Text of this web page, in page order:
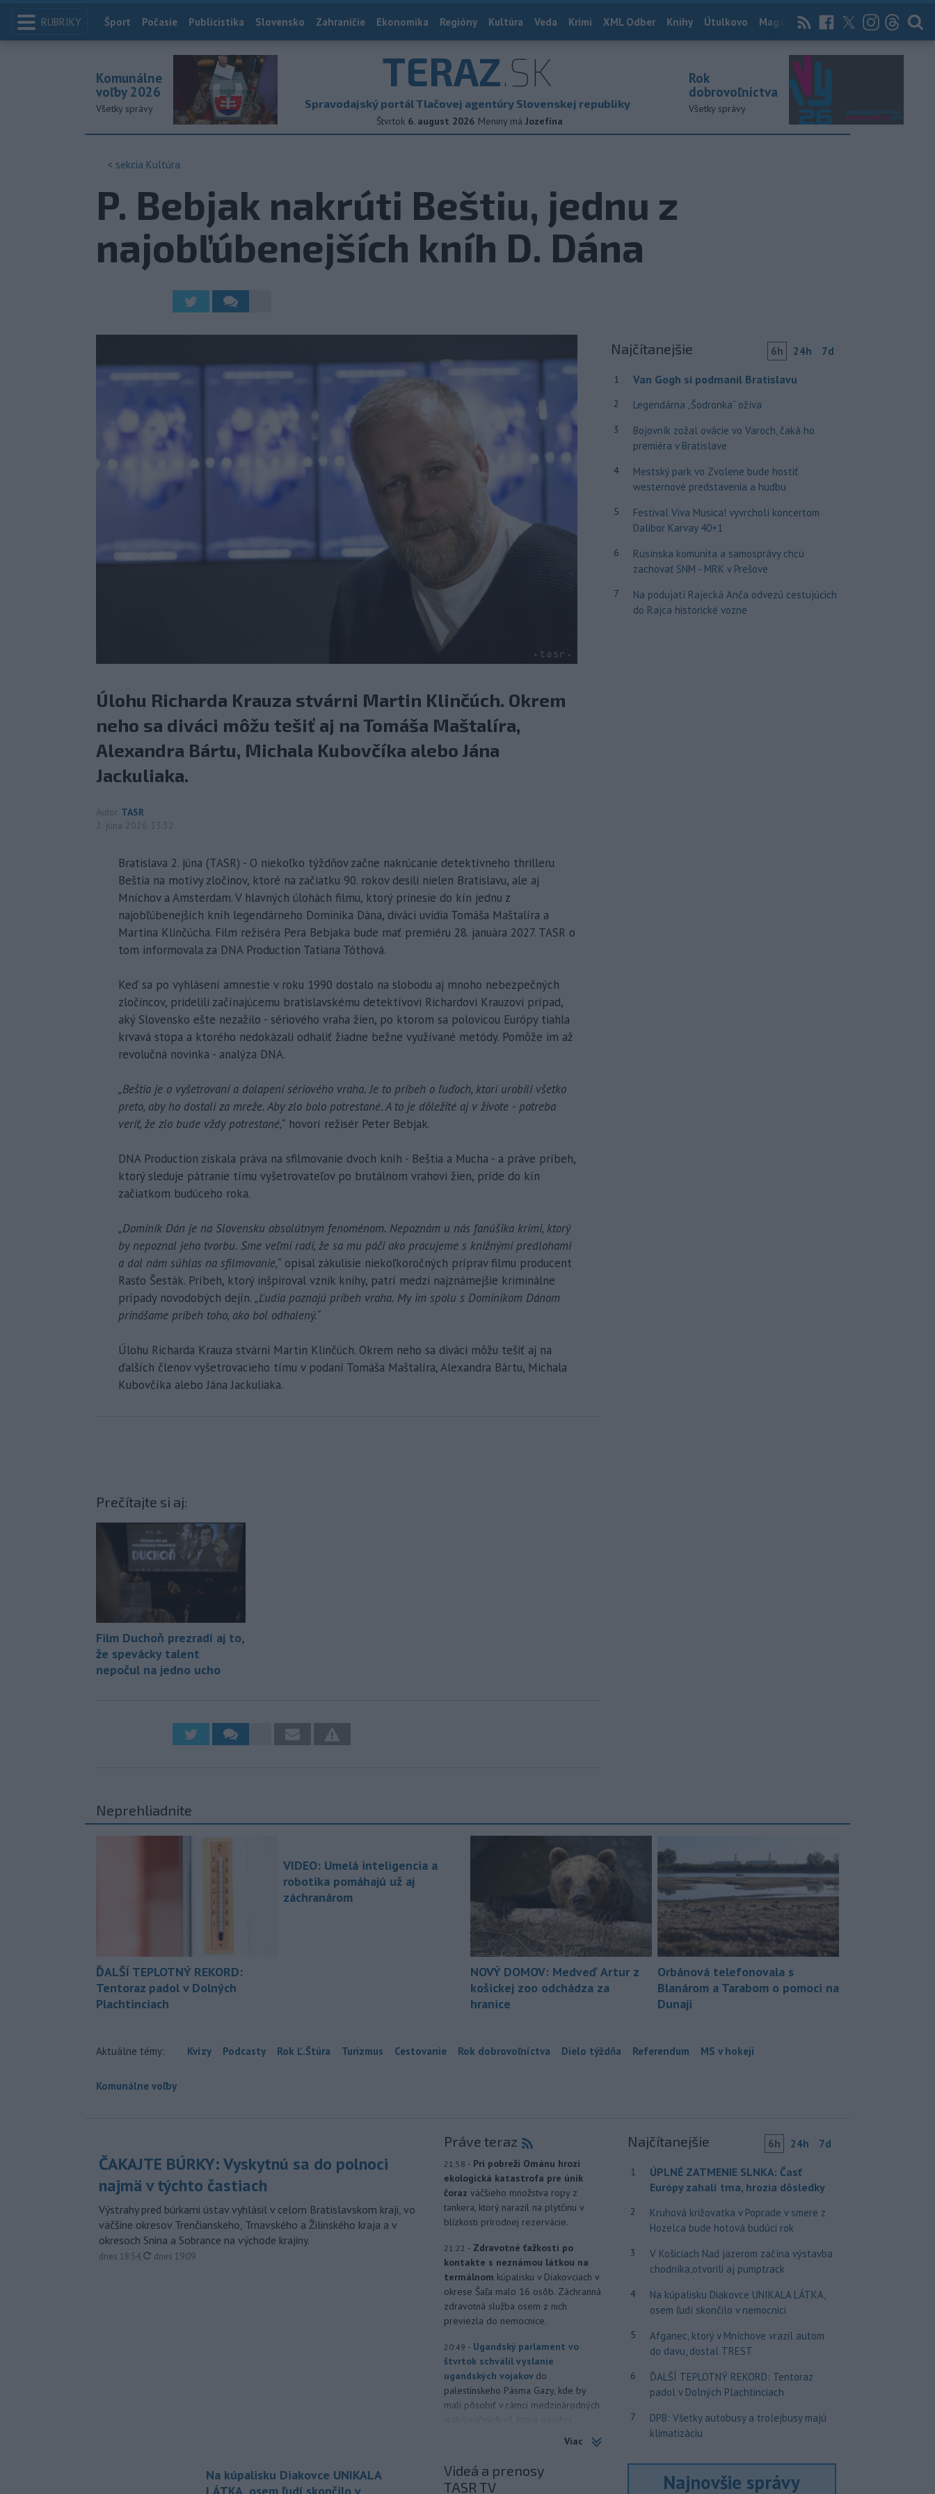
RUBRIKY Index
Šport Počasie Publicistika Slovensko Zahraničie Ekonomika Regióny Kultúra Veda Krimi XML Odber Knihy Útulkovo Magazín News Now Archív
TERAZ.SK
Spravodajský portál Tlačovej agentúry Slovenskej republiky
Štvrtok 6. august 2026 Meniny má Jozefína
Komunálne
voľby 2026
Všetky správy
Rok
dobrovoľníctva
Všetky správy
< sekcia Kultúra
P. Bebjak nakrúti Beštiu, jednu z
najobľúbenejších kníh D. Dána
Úlohu Richarda Krauza stvárni Martin Klinčúch. Okrem
neho sa diváci môžu tešiť aj na Tomáša Maštalíra,
Alexandra Bártu, Michala Kubovčíka alebo Jána
Jackuliaka.
Autor TASR
2. júna 2026 13:32
Bratislava 2. júna (TASR) - O niekoľko týždňov začne nakrúcanie detektívneho thrilleru
Beštia na motívy zločinov, ktoré na začiatku 90. rokov desili nielen Bratislavu, ale aj
Mníchov a Amsterdam. V hlavných úlohách filmu, ktorý prinesie do kín jednu z
najobľúbenejších kníh legendárneho Dominika Dána, diváci uvidia Tomáša Maštalíra a
Martina Klinčúcha. Film režiséra Pera Bebjaka bude mať premiéru 28. januára 2027. TASR o
tom informovala za DNA Production Tatiana Tóthová.
Keď sa po vyhlásení amnestie v roku 1990 dostalo na slobodu aj mnoho nebezpečných
zločincov, pridelili začínajúcemu bratislavskému detektívovi Richardovi Krauzovi prípad,
aký Slovensko ešte nezažilo - sériového vraha žien, po ktorom sa polovicou Európy tiahla
krvavá stopa a ktorého nedokázali odhaliť žiadne bežne využívané metódy. Pomôže im až
revolučná novinka - analýza DNA.
„Beštia je o vyšetrovaní a dolapení sériového vraha. Je to príbeh o ľuďoch, ktorí urobili všetko
preto, aby ho dostali za mreže. Aby zlo bolo potrestané. A to je dôležité aj v živote - potreba
veriť, že zlo bude vždy potrestané,“ hovorí režisér Peter Bebjak.
DNA Production získala práva na sfilmovanie dvoch kníh - Beštia a Mucha - a práve príbeh,
ktorý sleduje pátranie tímu vyšetrovateľov po brutálnom vrahovi žien, príde do kín
začiatkom budúceho roka.
„Dominik Dán je na Slovensku absolútnym fenoménom. Nepoznám u nás fanúšika krimi, ktorý
by nepoznal jeho tvorbu. Sme veľmi radi, že sa mu páči ako pracujeme s knižnými predlohami
a dal nám súhlas na sfilmovanie,“ opísal zákulisie niekoľkoročných príprav filmu producent
Rasťo Šesták. Príbeh, ktorý inšpiroval vznik knihy, patrí medzi najznámejšie kriminálne
prípady novodobých dejín. „Ľudia poznajú príbeh vraha. My im spolu s Dominikom Dánom
prinášame príbeh toho, ako bol odhalený.“
Úlohu Richarda Krauza stvárni Martin Klinčúch. Okrem neho sa diváci môžu tešiť aj na
ďalších členov vyšetrovacieho tímu v podaní Tomáša Maštalíra, Alexandra Bártu, Michala
Kubovčíka alebo Jána Jackuliaka.
Prečítajte si aj:
Film Duchoň prezradí aj to,
že spevácky talent
nepočul na jedno ucho
Najčítanejšie 6h 24h 7d
1 Van Gogh si podmanil Bratislavu
2 Legendárna „Šodronka“ ožíva
3
Bojovník zožal ovácie vo Varoch, čaká ho
premiéra v Bratislave
4
Mestský park vo Zvolene bude hostiť
westernové predstavenia a hudbu
5
Festival Viva Musica! vyvrcholí koncertom
Dalibor Karvay 40+1
6
Rusínska komunita a samosprávy chcú
zachovať SNM - MRK v Prešove
7
Na podujatí Rajecká Anča odvezú cestujúcich
do Rajca historické vozne
Neprehliadnite
ĎALŠÍ TEPLOTNÝ REKORD:
Tentoraz padol v Dolných
Plachtinciach
VIDEO: Umelá inteligencia a
robotika pomáhajú už aj
záchranárom
NOVÝ DOMOV: Medveď Artur z
košickej zoo odchádza za
hranice
Orbánová telefonovala s
Blanárom a Tarabom o pomoci na
Dunaji
Aktuálne témy: Kvízy Podcasty Rok Ľ.Štúra Turizmus Cestovanie Rok dobrovoľníctva Dielo týždňa Referendum MS v hokeji
Komunálne voľby
ČAKAJTE BÚRKY: Vyskytnú sa do polnoci
najmä v týchto častiach
Výstrahy pred búrkami ústav vyhlásil v celom Bratislavskom kraji, vo
väčšine okresov Trenčianskeho, Trnavského a Žilinského kraja a v
okresoch Snina a Sobrance na východe krajiny.
dnes 18:54, aktualizované
dnes 19:09
Na kúpalisku Diakovce UNIKALA
LÁTKA, osem ľudí skončilo v
Práve teraz
21:58 - Pri pobreží Ománu hrozí
ekologická katastrofa pre únik
čoraz väčšieho množstva ropy z
tankera, ktorý narazil na plytčinu v
blízkosti prírodnej rezervácie.
21:22 - Zdravotné ťažkosti po
kontakte s neznámou látkou na
termálnom kúpalisku v Diakovciach v
okrese Šaľa malo 16 osôb. Záchranná
zdravotná služba osem z nich
previezla do nemocnice.
20:49 - Ugandský parlament vo
štvrtok schválil vyslanie
ugandských vojakov do
palestínskeho Pásma Gazy, kde by
mali pôsobiť v rámci medzinárodných
(FA) stiahla svoju podporu
prezidentovi
Viac
Videá a prenosy
TASR TV
Najčítanejšie 6h 24h 7d
1
ÚPLNÉ ZATMENIE SLNKA: Časť
Európy zahalí tma, hrozia dôsledky
2
Kruhová križovatka v Poprade v smere z
Hozelca bude hotová budúci rok
3
V Košiciach Nad jazerom začína výstavba
chodníka,otvorili aj pumptrack
4
Na kúpalisku Diakovce UNIKALA LÁTKA,
osem ľudí skončilo v nemocnici
5
Afganec, ktorý v Mníchove vrazil autom
do davu, dostal TREST
6
ĎALŠÍ TEPLOTNÝ REKORD: Tentoraz
padol v Dolných Plachtinciach
7
DPB: Všetky autobusy a trolejbusy majú
klimatizáciu
Najnovšie správy